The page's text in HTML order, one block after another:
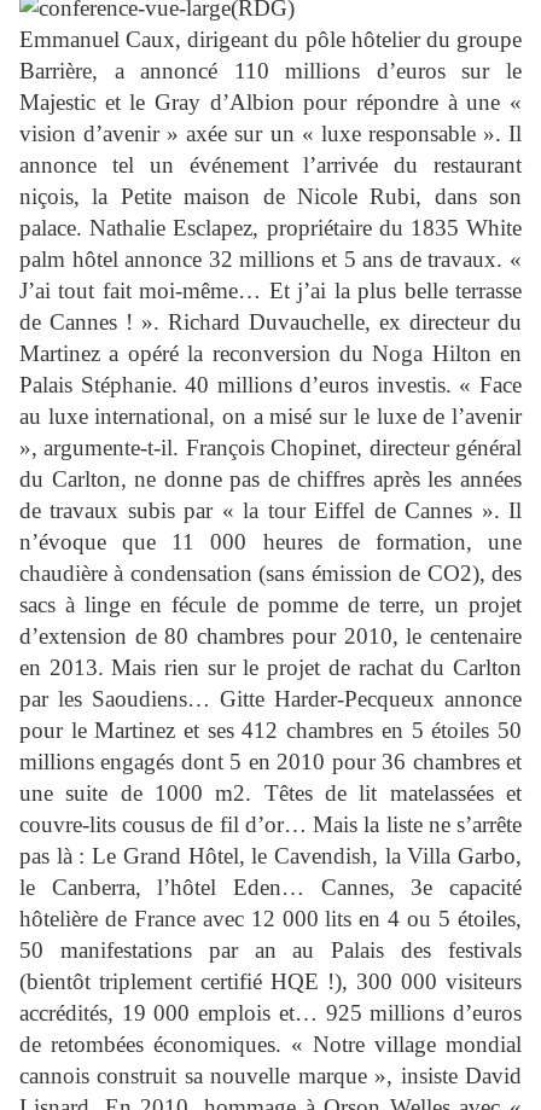
Emmanuel Caux, dirigeant du pôle hôtelier du groupe
Barrière, a annoncé 110 millions d’euros sur le
Majestic et le Gray d’Albion pour répondre à une «
vision d’avenir » axée sur un « luxe responsable ». Il
annonce tel un événement l’arrivée du restaurant
niçois, la Petite maison de Nicole Rubi, dans son
palace. Nathalie Esclapez, propriétaire du 1835 White
palm hôtel annonce 32 millions et 5 ans de travaux. «
J’ai tout fait moi-même… Et j’ai la plus belle terrasse
de Cannes ! ». Richard Duvauchelle, ex directeur du
Martinez a opéré la reconversion du Noga Hilton en
Palais Stéphanie. 40 millions d’euros investis. « Face
au luxe international, on a misé sur le luxe de l’avenir
», argumente-t-il. François Chopinet, directeur général
du Carlton, ne donne pas de chiffres après les années
de travaux subis par « la tour Eiffel de Cannes ». Il
n’évoque que 11 000 heures de formation, une
chaudière à condensation (sans émission de CO2), des
sacs à linge en fécule de pomme de terre, un projet
d’extension de 80 chambres pour 2010, le centenaire
en 2013. Mais rien sur le projet de rachat du Carlton
par les Saoudiens… Gitte Harder-Pecqueux annonce
pour le Martinez et ses 412 chambres en 5 étoiles 50
millions engagés dont 5 en 2010 pour 36 chambres et
une suite de 1000 m2. Têtes de lit matelassées et
couvre-lits cousus de fil d’or… Mais la liste ne s’arrête
pas là : Le Grand Hôtel, le Cavendish, la Villa Garbo,
le Canberra, l’hôtel Eden… Cannes, 3e capacité
hôtelière de France avec 12 000 lits en 4 ou 5 étoiles,
50 manifestations par an au Palais des festivals
(bientôt triplement certifié HQE !), 300 000 visiteurs
accrédités, 19 000 emplois et… 925 millions d’euros
de retombées économiques. « Notre village mondial
cannois construit sa nouvelle marque », insiste David